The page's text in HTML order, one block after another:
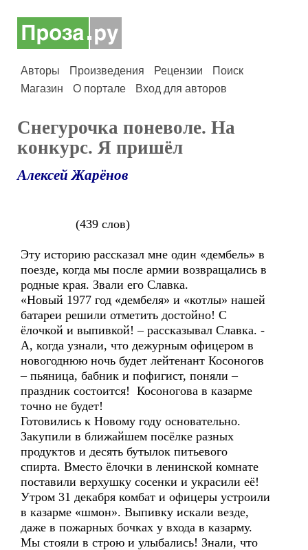
Авторы Произведения Рецензии
Поиск
Магазин
О портале Вход для авторов
Снегурочка поневоле. На
конкурс. Я пришёл
Алексей Жарёнов
(439 слов)
Эту историю рассказал мне один «дембель» в
поезде, когда мы после армии возвращались в
родные края. Звали его Славка.
«Новый 1977 год «дембеля» и «котлы» нашей
батареи решили отметить достойно! С
ёлочкой и выпивкой! – рассказывал Славка. -
А, когда узнали, что дежурным офицером в
новогоднюю ночь будет лейтенант Косоногов
– пьяница, бабник и пофигист, поняли –
праздник состоится! Косоногова в казарме
точно не будет!
Готовились к Новому году основательно.
Закупили в ближайшем посёлке разных
продуктов и десять бутылок питьевого
спирта. Вместо ёлочки в ленинской комнате
поставили верхушку сосенки и украсили её!
Утром 31 декабря комбат и офицеры устроили
в казарме «шмон». Выпивку искали везде,
даже в пожарных бочках у входа в казарму.
Мы стояли в строю и улыбались! Знали, что